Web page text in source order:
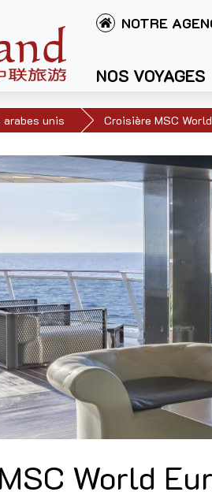
NOTRE
NOS VOYAGES
arabes unis Croisière MSC
World